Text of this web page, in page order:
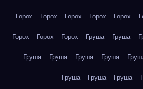
Горох Горох Горох Горох Горох
Горох Горох Горох Груша Груша
Груша Груша Груша Груша
Груша Груша Груша